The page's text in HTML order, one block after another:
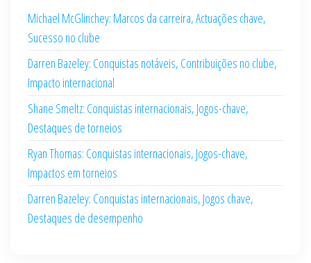
Michael McGlinchey: Marcos da carreira, Actuações chave,
Sucesso no clube
Darren Bazeley: Conquistas notáveis, Contribuições no clube,
Impacto internacional
Shane Smeltz: Conquistas internacionais, Jogos-chave,
Destaques de torneios
Ryan Thomas: Conquistas internacionais, Jogos-chave,
Impactos em torneios
Darren Bazeley: Conquistas internacionais, Jogos chave,
Destaques de desempenho